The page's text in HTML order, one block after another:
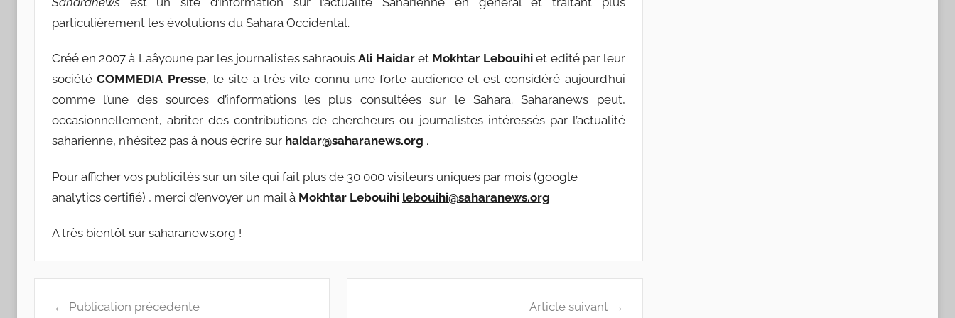
particulièrement les évolutions du Sahara Occidental.
Créé en 2007 à Laâyoune par les journalistes sahraouisAli Haidar et Mokhtar Lebouihi et edité par leur
sociétéCOMMEDIA Presse, le site a très vite connu une forte audience et est considéré aujourd’hui
comme l’une des sources d’informations les plus consultées sur le Sahara. Saharanews peut,
occasionnellement, abriter des contributions de chercheurs ou journalistes intéressés par l’actualité
saharienne, n’hésitez pas à nous écrire sur haidar@saharanews.org .
Pour afficher vos publicités sur un site qui fait plus de 30 000 visiteurs uniques par mois (google
analytics certifié) , merci d’envoyer un mail à Mokhtar Lebouihi lebouihi@saharanews.org
A très bientôt sur saharanews.org !
Publication précédente Article suivant